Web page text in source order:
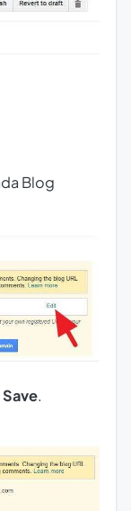
Blog
Save.